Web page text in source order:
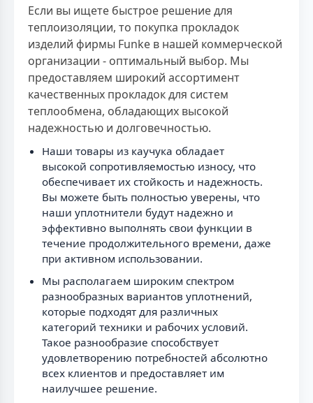
Если вы ищете быстрое решение для
теплоизоляции, то покупка прокладок
изделий фирмы Funke в нашей коммерческой
организации - оптимальный выбор. Мы
предоставляем широкий ассортимент
качественных прокладок для систем
теплообмена, обладающих высокой
надежностью и долговечностью.
Наши товары из каучука обладает
высокой сопротивляемостью износу, что
обеспечивает их стойкость и надежность.
Вы можете быть полностью уверены, что
наши уплотнители будут надежно и
эффективно выполнять свои функции в
течение продолжительного времени, даже
при активном использовании.
Мы располагаем широким спектром
разнообразных вариантов уплотнений,
которые подходят для различных
категорий техники и рабочих условий.
Такое разнообразие способствует
удовлетворению потребностей абсолютно
всех клиентов и предоставляет им
наилучшее решение.